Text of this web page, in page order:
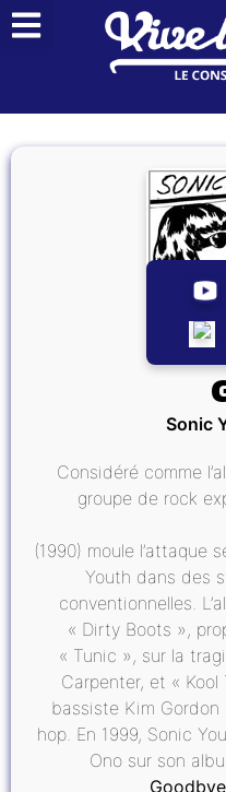
Sonic
Considéré comme
groupe de rock
(1990) moule l’attaque
Youth dans des
conventionnelles.
« Dirty Boots »,
« Tunic », sur la
Carpenter, et «
bassiste Kim
hop. En 1999, Sonic
Ono sur son